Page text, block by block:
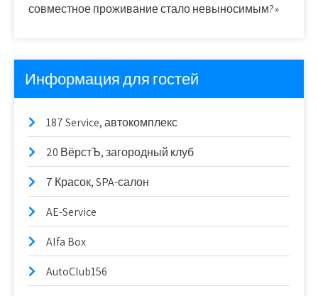
совместное проживание стало невыносимым?»
Информация для гостей
187 Service, автокомплекс
20 ВёрстЪ, загородный клуб
7 Красок, SPA-салон
AE-Service
Alfa Box
AutoClub156